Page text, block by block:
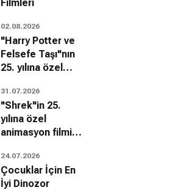
Filmleri
02.08.2026
"Harry Potter ve
Felsefe Taşı"nın
25. yılına özel
bilinmeyenleri!
31.07.2026
"Shrek"in 25.
yılına özel
animasyon filmin
24.07.2026
Çocuklar İçin En
İyi Dinozor